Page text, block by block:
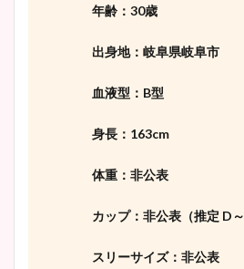
年齢：30歳
出身地：岐阜県岐阜市
血液型：B型
身長：163cm
体重：非公表
カップ：非公表（推定 D～
スリーサイズ：非公表